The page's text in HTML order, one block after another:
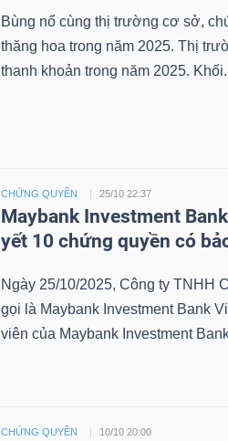
Bùng nổ cùng thị trường cơ sở,
thăng hoa trong năm 2025. Thị
thanh khoản trong năm 2025.
CHỨNG QUYỀN 25/10 22:37
Maybank Investment
yết 10 chứng quyền có
Ngày 25/10/2025, Công ty TNHH
gọi là Maybank Investment Bank
viên của Maybank Investment
CHỨNG QUYỀN 10/10 20:00